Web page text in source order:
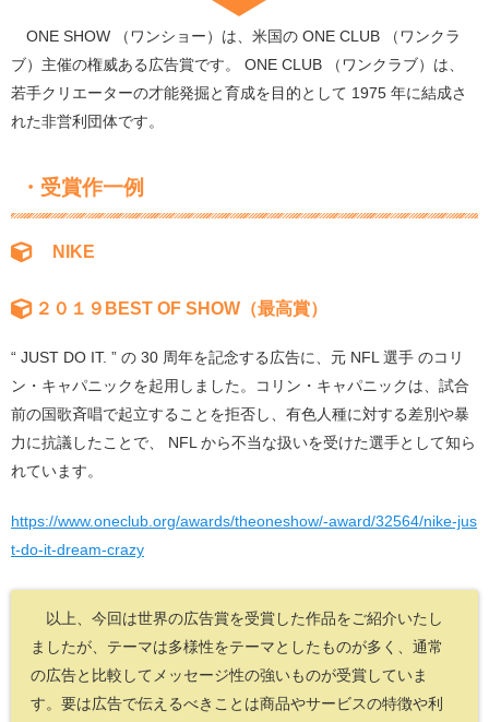
ONE SHOW （ワンショー）は、米国の ONE CLUB （ワンクラ
ブ）主催の権威ある広告賞です。 ONE CLUB （ワンクラブ）は、
若手クリエーターの才能発掘と育成を目的として 1975 年に結成さ
れた非営利団体です。
・受賞作一例
NIKE
２０１９BEST OF SHOW（最高賞）
“ JUST DO IT. ” の 30 周年を記念する広告に、元 NFL 選手 のコリ
ン・キャパニックを起用しました。コリン・キャパニックは、試合
前の国歌斉唱で起立することを拒否し、有色人種に対する差別や暴
力に抗議したことで、 NFL から不当な扱いを受けた選手として知ら
れています。
https://www.oneclub.org/awards/theoneshow/-award/32564/nike-jus
t-do-it-dream-crazy
以上、今回は世界の広告賞を受賞した作品をご紹介いたし
ましたが、テーマは多様性をテーマとしたものが多く、通常
の広告と比較してメッセージ性の強いものが受賞していま
す。要は広告で伝えるべきことは商品やサービスの特徴や利